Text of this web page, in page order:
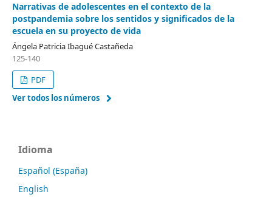
Narrativas de adolescentes en el contexto de la
postpandemia sobre los sentidos y significados de la
escuela en su proyecto de vida
Ángela Patricia Ibagué Castañeda
125-140
PDF
Ver todos los números
Idioma
Español (España)
English